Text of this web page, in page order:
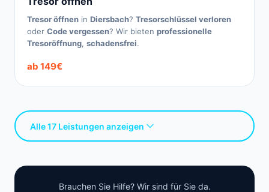
Tresor öffnen in Diersbach? Tresorschlüssel verloren
oder Code vergessen? Wir bieten professionelle
Tresoröffnung, schadensfrei.
ab 149€
Alle 17 Leistungen anzeigen
Brauchen Sie Hilfe? Wir sind für Sie da.